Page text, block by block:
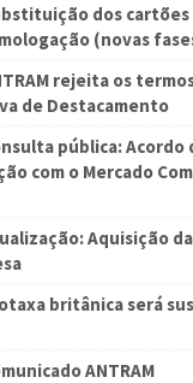
dos
(novas
rejeita os
de Destacamento
pública: Acordo
com o Mercado
Aquisição
britânica será
ANTRAM